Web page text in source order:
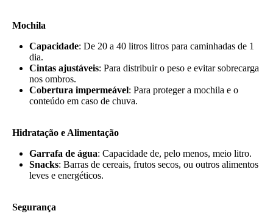
Mochila
Capacidade: De 20 a 40 litros litros para caminhadas de 1
dia.
Cintas ajustáveis: Para distribuir o peso e evitar sobrecarga
nos ombros.
Cobertura impermeável: Para proteger a mochila e o
conteúdo em caso de chuva.
Hidratação e Alimentação
Garrafa de água: Capacidade de, pelo menos, meio litro.
Snacks: Barras de cereais, frutos secos, ou outros alimentos
leves e energéticos.
Segurança